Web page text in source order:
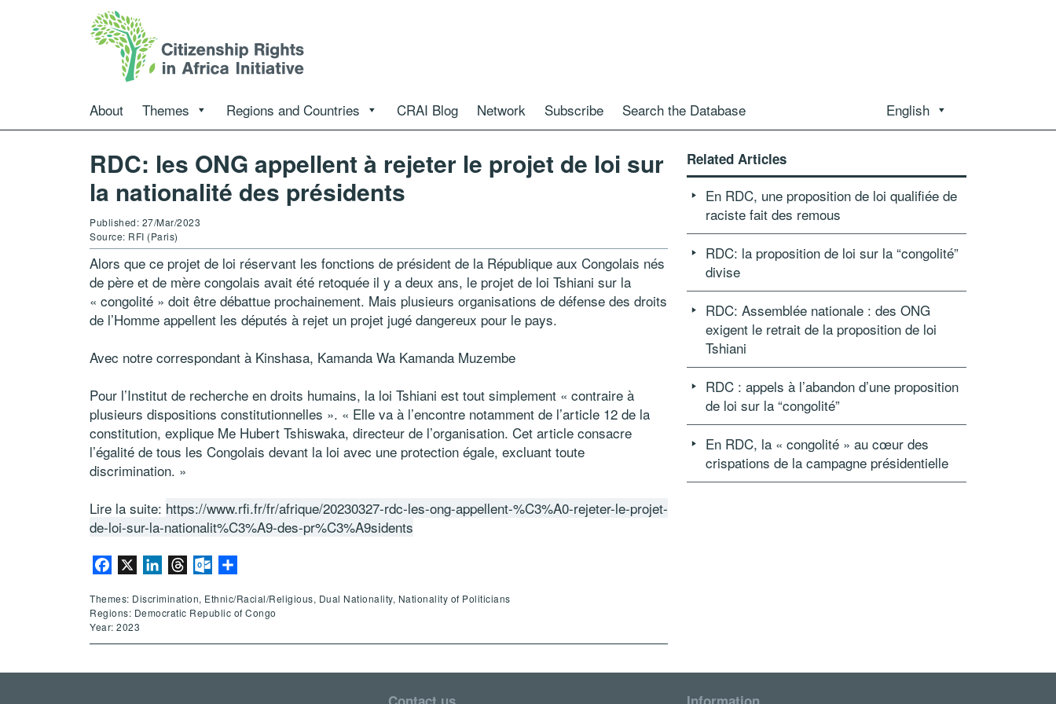
About Themes Regions and Countries CRAI Blog Network Subscribe Search the Database English
RDC: les ONG appellent à rejeter le projet de loi sur
la nationalité des présidents
Published: 27/Mar/2023
Source: RFI (Paris)
Alors que ce projet de loi réservant les fonctions de président de la République aux Congolais nés
de père et de mère congolais avait été retoquée il y a deux ans, le projet de loi Tshiani sur la
« congolité » doit être débattue prochainement. Mais plusieurs organisations de défense des droits
de l’Homme appellent les députés à rejet un projet jugé dangereux pour le pays.
Avec notre correspondant à Kinshasa, Kamanda Wa Kamanda Muzembe
Pour l’Institut de recherche en droits humains, la loi Tshiani est tout simplement « contraire à
plusieurs dispositions constitutionnelles ». « Elle va à l’encontre notamment de l’article 12 de la
constitution, explique Me Hubert Tshiswaka, directeur de l’organisation. Cet article consacre
l’égalité de tous les Congolais devant la loi avec une protection égale, excluant toute
discrimination. »
Lire la suite: https://www.rfi.fr/fr/afrique/20230327-rdc-les-ong-appellent-%C3%A0-rejeter-le-projet-
de-loi-sur-la-nationalit%C3%A9-des-pr%C3%A9sidents
Facebook LinkedInThreadsOutlook.com
Themes: Discrimination, Ethnic/Racial/Religious, Dual Nationality, Nationality of Politicians
Regions: Democratic Republic of Congo
Year: 2023
Related Articles
En RDC, une proposition de loi qualifiée de
raciste fait des remous
RDC: la proposition de loi sur la “congolité”
divise
RDC: Assemblée nationale : des ONG
exigent le retrait de la proposition de loi
Tshiani
RDC : appels à l’abandon d’une proposition
de loi sur la “congolité”
En RDC, la « congolité » au cœur des
crispations de la campagne présidentielle